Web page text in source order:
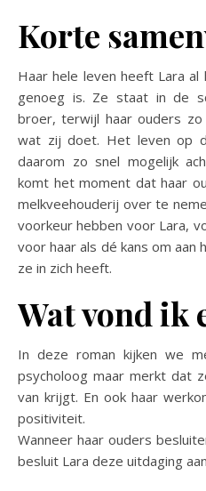
Korte
Haar hele leven heeft Lara
genoeg is. Ze staat in de
broer, terwijl haar ouders
wat zij doet. Het leven op
daarom zo snel mogelijk
komt het moment dat haar
melkveehouderij over te
voorkeur hebben voor Lara,
voor haar als dé kans om
ze in zich heeft.
Wat vond ik
In deze roman kijken we
psycholoog maar merkt dat
van krijgt. En ook haar
positiviteit.
Wanneer haar ouders
besluit Lara deze uitdaging